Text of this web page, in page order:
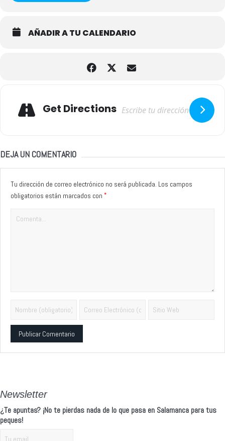
AÑADIR A TU CALENDARIO
Get Directions
DEJA UN COMENTARIO
Tu dirección de correo electrónico no será publicada. Los campos
obligatorios están marcados con *
Newsletter
¿Te apuntas? ¡No te pierdas nada de lo que pasa en Salamanca para tus
peques!